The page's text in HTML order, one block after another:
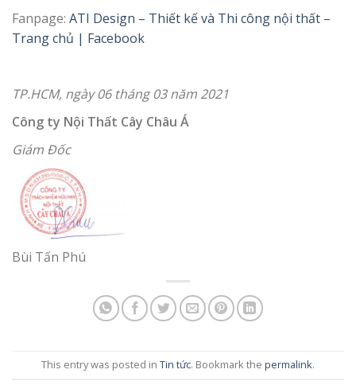
Fanpage: ATI Design – Thiết kế và Thi công nội thất –
Trang chủ | Facebook
TP.HCM, ngày 06 tháng 03 năm 2021
Công ty Nội Thất Cây Châu Á
Giám Đốc
Bùi Tấn Phú
This entry was posted in Tin tức. Bookmark the permalink.